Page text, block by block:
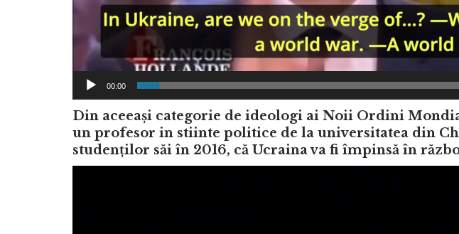
00:00
Din aceeași categorie de ideologi ai Noii Ordini
un profesor in stiinte politice de la universitatea din
studenților săi în 2016, că Ucraina va fi împinsă în